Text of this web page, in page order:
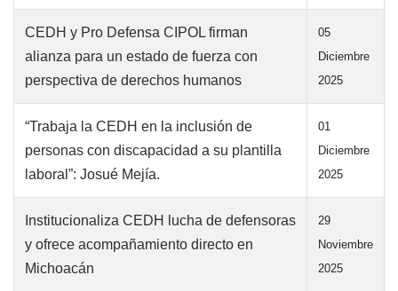
CEDH y Pro Defensa CIPOL firman
alianza para un estado de fuerza con
perspectiva de derechos humanos
05
Diciembre
2025
“Trabaja la CEDH en la inclusión de
personas con discapacidad a su plantilla
laboral”: Josué Mejía.
01
Diciembre
2025
Institucionaliza CEDH lucha de defensoras
y ofrece acompañamiento directo en
Michoacán
29
Noviembre
2025